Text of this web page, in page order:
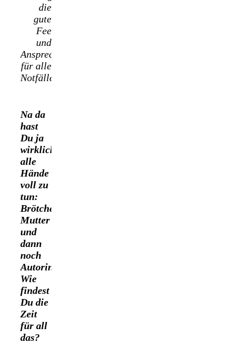
die
gute
Fee
und
Ansprechpartnerin
für alle
Notfälle.
Na da
hast
Du ja
wirklich
alle
Hände
voll zu
tun:
Brötchenjob,
Mutter
und
dann
noch
Autorin.
Wie
findest
Du die
Zeit
für all
das?